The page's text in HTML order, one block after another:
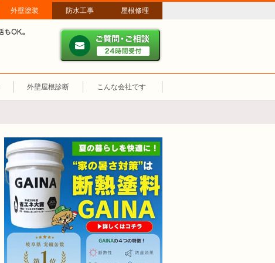
外壁塗装 防水工事 屋根修理
メールやパソコンが苦手な方は、お電話でのご相談も大歓迎！匿名での
営業時間：午前8時～午後8時 年中無休、土日祝も営業しています。
外壁屋根診断 こんな会社です